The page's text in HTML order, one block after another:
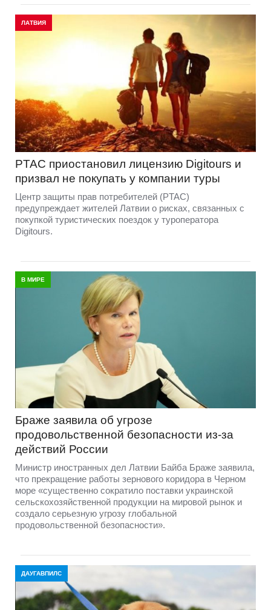
ЛАТВИЯ
PTAC приостановил лицензию Digitours и
призвал не покупать у компании туры
Центр защиты прав потребителей (PTAC)
предупреждает жителей Латвии о рисках, связанных с
покупкой туристических поездок у туроператора
Digitours.
В МИРЕ
Браже заявила об угрозе
продовольственной безопасности из-за
действий России
Министр иностранных дел Латвии Байба Браже заявила,
что прекращение работы зернового коридора в Черном
море «существенно сократило поставки украинской
сельскохозяйственной продукции на мировой рынок и
создало серьезную угрозу глобальной
продовольственной безопасности».
ДАУГАВПИЛС